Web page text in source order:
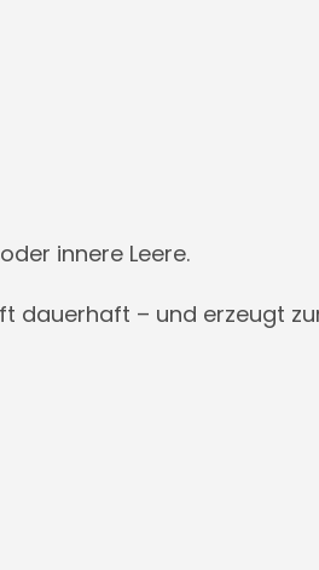
innere Leere.
dauerhaft – und erzeugt